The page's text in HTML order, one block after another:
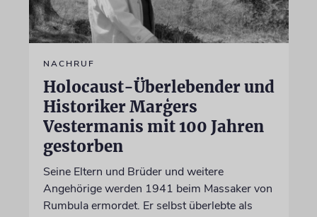
NACHRUF
Holocaust-Überlebender und
Historiker Marģers
Vestermanis mit 100 Jahren
gestorben
Seine Eltern und Brüder und weitere
Angehörige werden 1941 beim Massaker von
Rumbula ermordet. Er selbst überlebte als